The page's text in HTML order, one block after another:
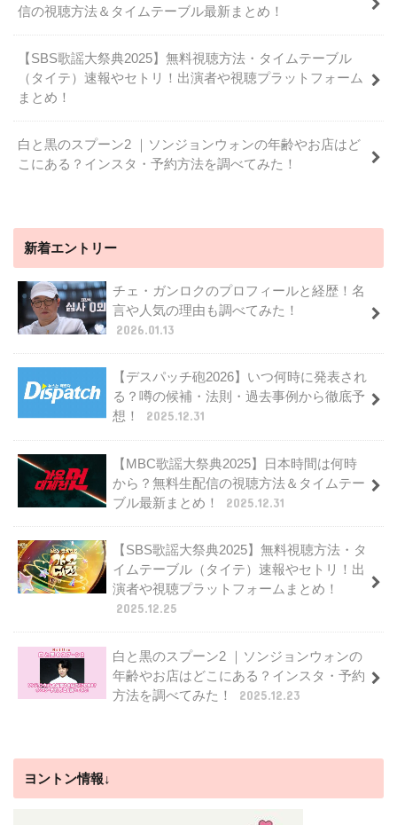
信の視聴方法＆タイムテーブル最新まとめ！
【SBS歌謡大祭典2025】無料視聴方法・タイムテーブル
（タイテ）速報やセトリ！出演者や視聴プラットフォーム
まとめ！
白と黒のスプーン2 ｜ソンジョンウォンの年齢やお店はど
こにある？インスタ・予約方法を調べてみた！
新着エントリー
チェ・ガンロクのプロフィールと経歴！名
言や人気の理由も調べてみた！
2026.01.13
【デスパッチ砲2026】いつ何時に発表され
る？噂の候補・法則・過去事例から徹底予
想！
2025.12.31
【MBC歌謡大祭典2025】日本時間は何時
から？無料生配信の視聴方法＆タイムテー
ブル最新まとめ！
2025.12.31
【SBS歌謡大祭典2025】無料視聴方法・タ
イムテーブル（タイテ）速報やセトリ！出
演者や視聴プラットフォームまとめ！
2025.12.25
白と黒のスプーン2 ｜ソンジョンウォンの
年齢やお店はどこにある？インスタ・予約
方法を調べてみた！
2025.12.23
ヨントン情報↓